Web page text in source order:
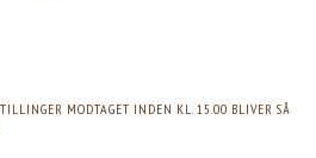
MODTAGET INDEN KL. 15.00 BLIVER SÅ